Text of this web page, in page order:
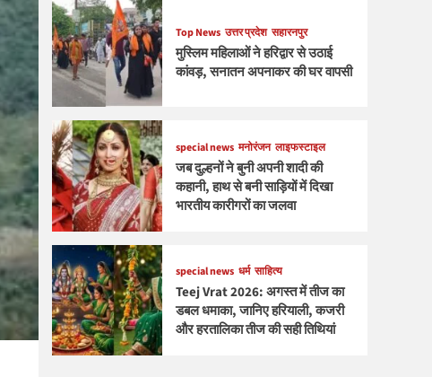
Top News उत्तर प्रदेश सहारनपुर
मुस्लिम महिलाओं ने हरिद्वार से उठाई
कांवड़, सनातन अपनाकर की घर वापसी
special news मनोरंजन लाइफस्टाइल
जब दुल्हनों ने बुनी अपनी शादी की
कहानी, हाथ से बनी साड़ियों में दिखा
भारतीय कारीगरों का जलवा
special news धर्म साहित्य
Teej Vrat 2026: अगस्त में तीज का
डबल धमाका, जानिए हरियाली, कजरी
और हरतालिका तीज की सही तिथियां